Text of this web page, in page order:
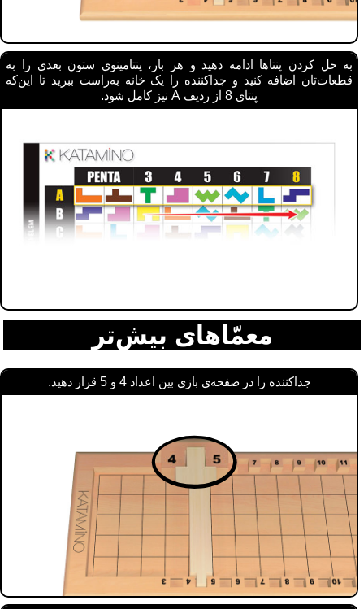
به حل کردن پنتاها ادامه دهید و هر بار، پنتامینوی ستون بعدی را به
قطعات‌تان اضافه کنید و جداکننده را یک خانه به‌راست ببرید تا این‌که
پنتای 8 از ردیف A نیز کامل شود.
معمّاهای بیش‌تر
جداکننده را در صفحه‌ی بازی بین اعداد 4 و 5 قرار دهید.